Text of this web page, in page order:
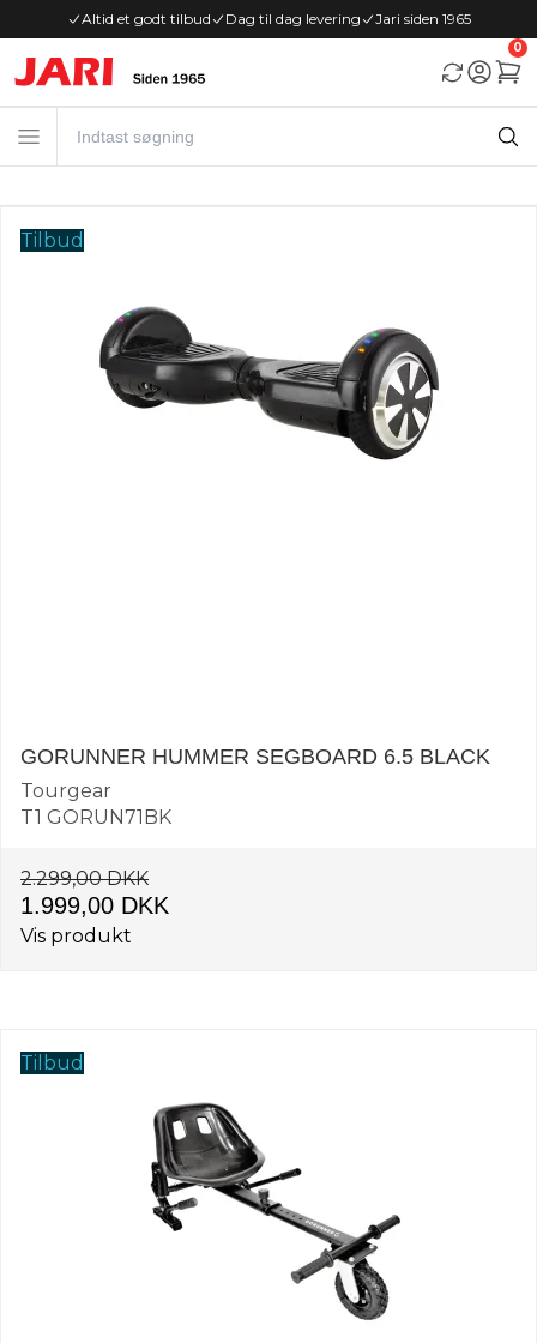
Altid et godt tilbud Dag til dag levering Jari siden 1965
0
Tilbud
GORUNNER HUMMER SEGBOARD 6.5 BLACK
Tourgear
T1 GORUN71BK
2.299,00 DKK
1.999,00 DKK
Vis produkt
Tilbud